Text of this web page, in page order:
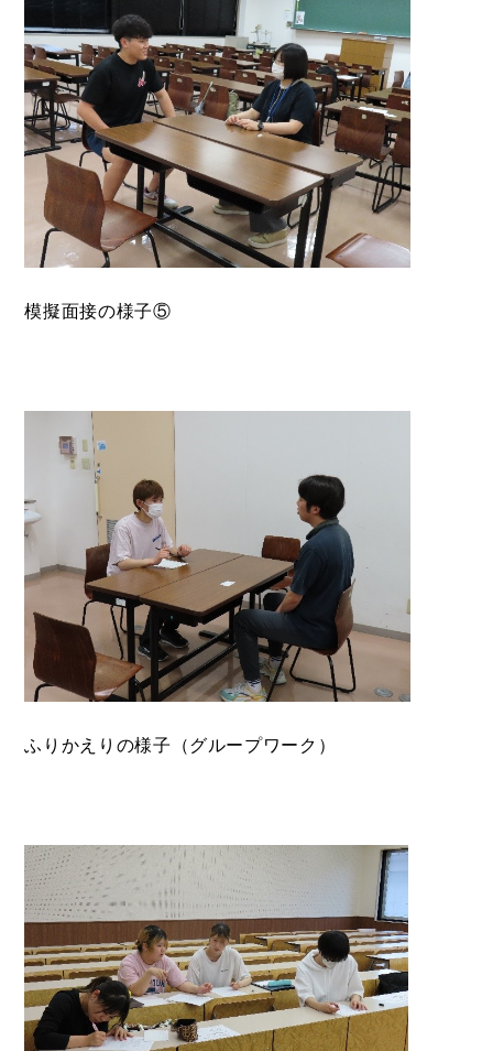
模擬面接の様子⑤
ふりかえりの様子（グループワーク）